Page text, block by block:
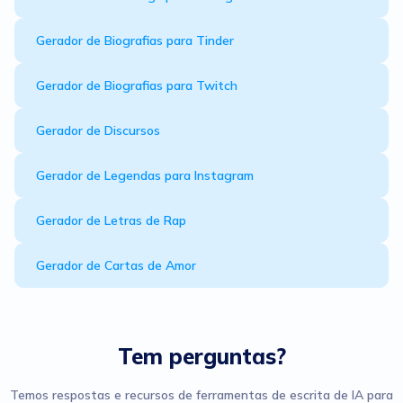
Gerador de Biografias para Tinder
Gerador de Biografias para Twitch
Gerador de Discursos
Gerador de Legendas para Instagram
Gerador de Letras de Rap
Gerador de Cartas de Amor
Tem perguntas?
Temos respostas e recursos de ferramentas de escrita de IA para